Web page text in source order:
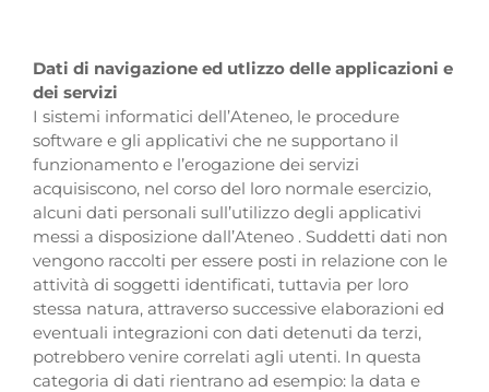
Dati di navigazione ed utlizzo delle applicazioni e
dei servizi
I sistemi informatici dell’Ateneo, le procedure
software e gli applicativi che ne supportano il
funzionamento e l’erogazione dei servizi
acquisiscono, nel corso del loro normale esercizio,
alcuni dati personali sull’utilizzo degli applicativi
messi a disposizione dall’Ateneo . Suddetti dati non
vengono raccolti per essere posti in relazione con le
attività di soggetti identificati, tuttavia per loro
stessa natura, attraverso successive elaborazioni ed
eventuali integrazioni con dati detenuti da terzi,
potrebbero venire correlati agli utenti. In questa
categoria di dati rientrano ad esempio: la data e